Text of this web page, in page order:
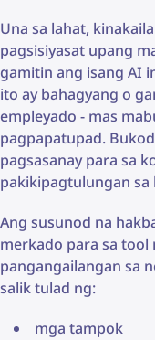
Una sa lahat,
pagsisiyasat upang
gamitin ang isang AI
ito ay bahagyang o
empleyado - mas
pagpapatupad.
pagsasanay para sa
pakikipagtulungan
Ang susunod na
merkado para sa tool
pangangailangan sa
salik tulad ng:
mga tampok